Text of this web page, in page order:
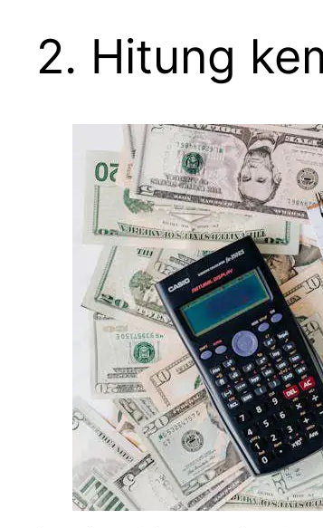
2. Hitung